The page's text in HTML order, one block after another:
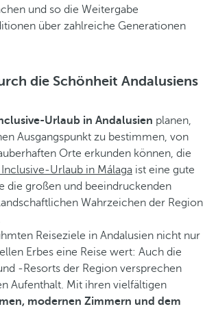
und so die Weitergabe
über zahlreiche Generationen
die Schönheit Andalusiens
Urlaub in Andalusien planen,
Ausgangspunkt zu bestimmen, von
Orte erkunden können, die
Urlaub in Málaga ist eine gute
die großen und beeindruckenden
Wahrzeichen der Region
Reiseziele in Andalusien nicht nur
Erbes eine Reise wert: Auch die
-Resorts der Region versprechen
Aufenthalt. Mit ihren vielfältigen
modernen Zimmern und dem